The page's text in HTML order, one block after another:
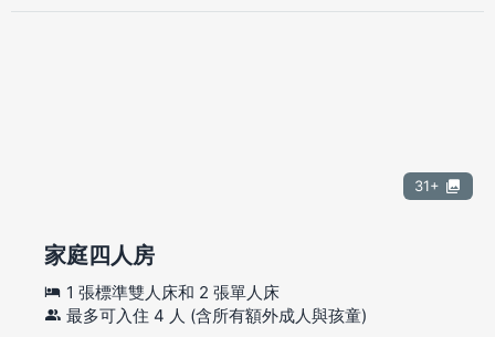
31+
家庭四人房
1 張標準雙人床和 2 張單人床
最多可入住 4 人 (含所有額外成人與孩童)